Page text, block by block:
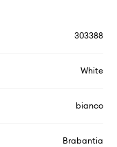
303388
White
bianco
Brabantia